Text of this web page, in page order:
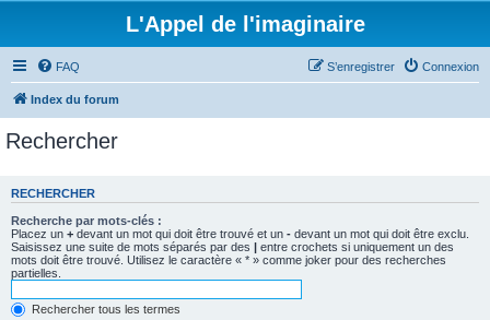
L'Appel de l'imaginaire
FAQ Connexion
S’enregistrer
Index du forum
Rechercher
RECHERCHER
Recherche par mots-clés :
Placez un + devant un mot qui doit être trouvé et un - devant un mot qui doit être exclu.
Saisissez une suite de mots séparés par des | entre crochets si uniquement un des
mots doit être trouvé. Utilisez le caractère « * » comme joker pour des recherches
partielles.
Rechercher tous les termes